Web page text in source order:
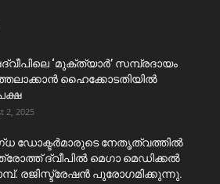
‘മുക്ത്യാർ’ സമ്പ്രദായം
ഹൈക്കോടതിയിൽ
2, 2025
ഡോക്ടർമാരുടെ നേതൃത്വത്തിൽ
ദ്വീപിൽ മെഗാ മെഡിക്കൽ
രജിസ്ട്രേഷൻ പുരോഗമിക്കുന്നു.